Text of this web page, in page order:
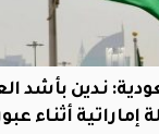
ندين بأشد
إماراتية أثناء